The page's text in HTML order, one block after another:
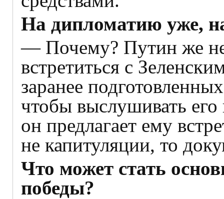
На дипломатию уже,
— Почему? Путин же не
встретиться с
заранее
чтобы выслушивать
он предлагает ему
не капитуляции, то
Что может стать
победы?